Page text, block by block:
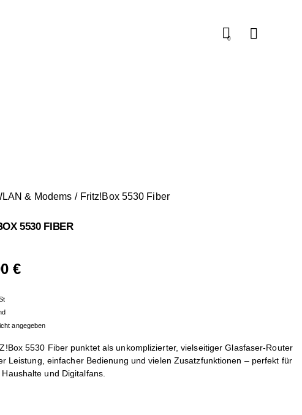
0
& Modems Fritz!Box 5530 Fiber
5530 FIBER
€
angegeben
5530 Fiber punktet als unkomplizierter, vielseitiger Glasfaser-Router
Leistung, einfacher Bedienung und vielen Zusatzfunktionen – perfekt für
und Digitalfans.